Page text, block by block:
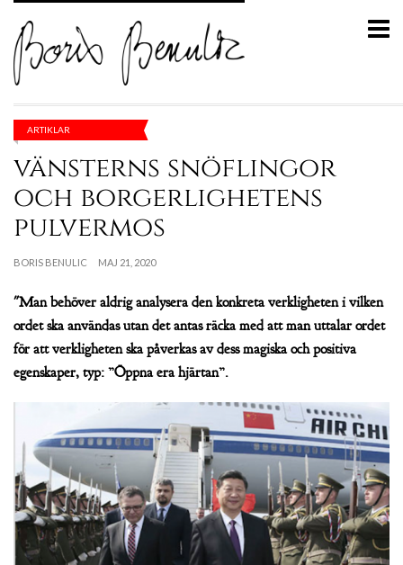
ARTIKLAR
vänsterns snöflingor
och borgerlighetens
pulvermos
BORIS BENULIC MAJ 21, 2020
"Man behöver aldrig analysera den konkreta verkligheten i vilken
ordet ska användas utan det antas räcka med att man uttalar ordet
för att verkligheten ska påverkas av dess magiska och positiva
egenskaper, typ: ”Öppna era hjärtan”.